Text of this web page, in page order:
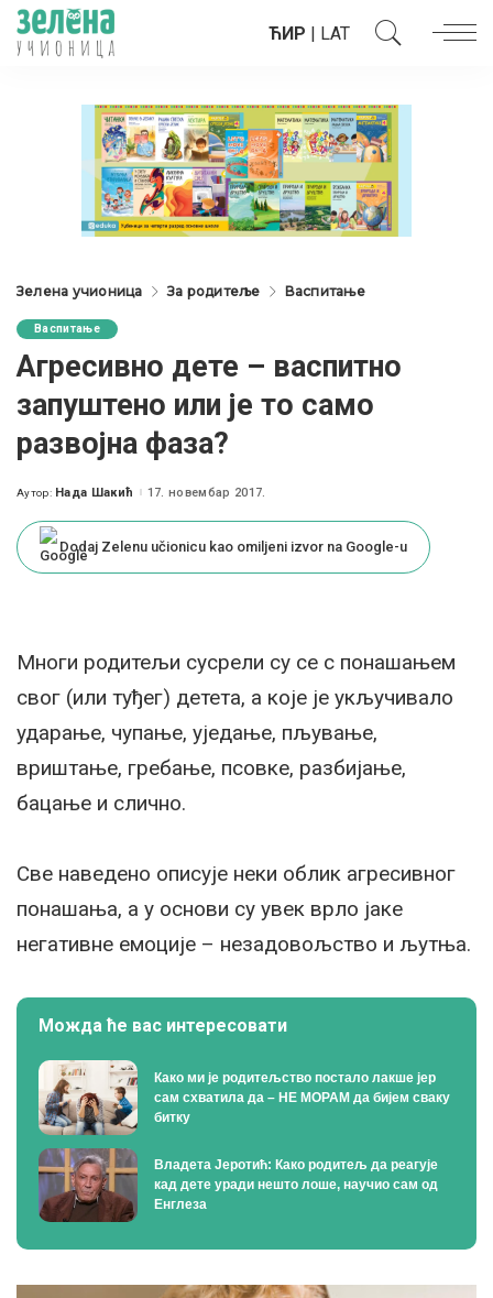
ЋИР | LAT
Зелена учионица За родитеље Васпитање
Васпитање
Агресивно дете – васпитно
запуштено или је то само
развојна фаза?
Posted
Аутор: Нада Шакић 17. новембар 2017.
Dodaj Zelenu učionicu kao omiljeni izvor na Google-u
Многи родитељи сусрели су се с понашањем
свог (или туђег) детета, а које је укључивало
ударање, чупање, уједање, пљување,
вриштање, гребање, псовке, разбијање,
бацање и слично.
Све наведено описује неки облик агресивног
понашања, а у основи су увек врло јаке
негативне емоције – незадовољство и љутња.
Можда ће вас интересовати
Како ми је родитељство постало лакше јер
сам схватила да – НЕ МОРАМ да бијем сваку
битку
Владета Јеротић: Како родитељ да реагује
кад дете уради нешто лоше, научио сам од
Енглеза